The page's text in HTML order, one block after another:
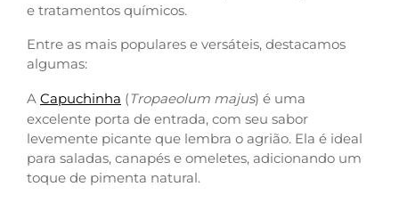
e tratamentos químicos.
Entre as mais populares e versáteis, destacamos
algumas:
A Capuchinha (Tropaeolum majus) é uma
excelente porta de entrada, com seu sabor
levemente picante que lembra o agrião. Ela é ideal
para saladas, canapés e omeletes, adicionando um
toque de pimenta natural.